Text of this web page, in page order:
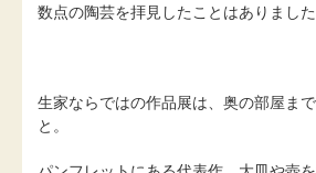
数点の陶芸を拝見したことはありました
生家ならではの作品展は、奥の部屋ま
と。